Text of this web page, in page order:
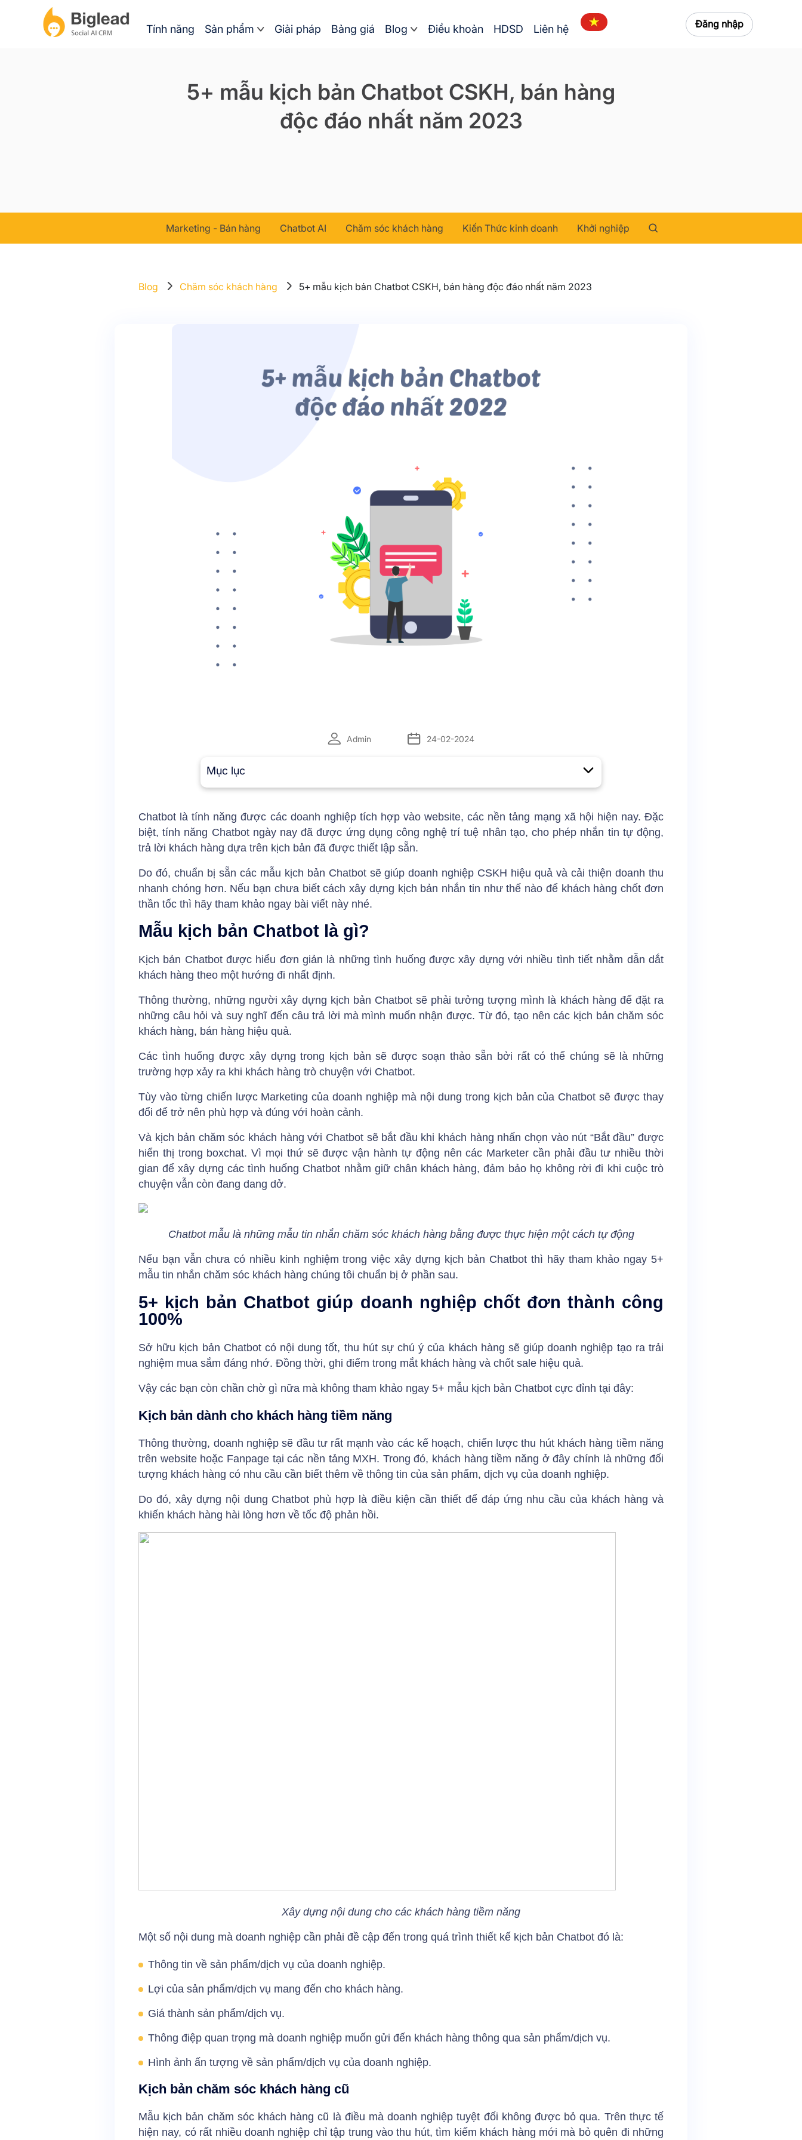
Tính năng Sản phẩm Giải pháp Bảng giá Blog Điều khoản HDSD Liên hệ Đăng nhập
5+ mẫu kịch bản Chatbot CSKH, bán hàng
độc đáo nhất năm 2023
Marketing - Bán hàng Chatbot AI Chăm sóc khách hàng Kiến Thức kinh doanh Khởi nghiệp
Blog Chăm sóc khách hàng 5+ mẫu kịch bản Chatbot CSKH, bán hàng độc đáo nhất năm 2023
Admin 24-02-2024
Mục lục
Chatbot là tính năng được các doanh nghiệp tích hợp vào website, các nền tảng mạng xã hội hiện nay. Đặc
biệt, tính năng Chatbot ngày nay đã được ứng dụng công nghệ trí tuệ nhân tạo, cho phép nhắn tin tự động,
trả lời khách hàng dựa trên kịch bản đã được thiết lập sẵn.
Do đó, chuẩn bị sẵn các mẫu kịch bản Chatbot sẽ giúp doanh nghiệp CSKH hiệu quả và cải thiện doanh thu
nhanh chóng hơn. Nếu bạn chưa biết cách xây dựng kịch bản nhắn tin như thế nào để khách hàng chốt đơn
thần tốc thì hãy tham khảo ngay bài viết này nhé.
Mẫu kịch bản Chatbot là gì?
Kịch bản Chatbot được hiểu đơn giản là những tình huống được xây dựng với nhiều tình tiết nhằm dẫn dắt
khách hàng theo một hướng đi nhất định.
Thông thường, những người xây dựng kịch bản Chatbot sẽ phải tưởng tượng mình là khách hàng để đặt ra
những câu hỏi và suy nghĩ đến câu trả lời mà mình muốn nhận được. Từ đó, tạo nên các kịch bản chăm sóc
khách hàng, bán hàng hiệu quả.
Các tình huống được xây dựng trong kịch bản sẽ được soạn thảo sẵn bởi rất có thể chúng sẽ là những
trường hợp xảy ra khi khách hàng trò chuyện với Chatbot.
Tùy vào từng chiến lược Marketing của doanh nghiệp mà nội dung trong kịch bản của Chatbot sẽ được thay
đổi để trở nên phù hợp và đúng với hoàn cảnh.
Và kịch bản chăm sóc khách hàng với Chatbot sẽ bắt đầu khi khách hàng nhấn chọn vào nút “Bắt đầu” được
hiển thị trong boxchat. Vì mọi thứ sẽ được vận hành tự động nên các Marketer cần phải đầu tư nhiều thời
gian để xây dựng các tình huống Chatbot nhằm giữ chân khách hàng, đảm bảo họ không rời đi khi cuộc trò
chuyện vẫn còn đang dang dở.
Chatbot mẫu là những mẫu tin nhắn chăm sóc khách hàng bằng được thực hiện một cách tự động
Nếu bạn vẫn chưa có nhiều kinh nghiệm trong việc xây dựng kịch bản Chatbot thì hãy tham khảo ngay 5+
mẫu tin nhắn chăm sóc khách hàng chúng tôi chuẩn bị ở phần sau.
5+ kịch bản Chatbot giúp doanh nghiệp chốt đơn thành công
100%
Sở hữu kịch bản Chatbot có nội dung tốt, thu hút sự chú ý của khách hàng sẽ giúp doanh nghiệp tạo ra trải
nghiệm mua sắm đáng nhớ. Đồng thời, ghi điểm trong mắt khách hàng và chốt sale hiệu quả.
Vậy các bạn còn chần chờ gì nữa mà không tham khảo ngay 5+ mẫu kịch bản Chatbot cực đỉnh tại đây:
Kịch bản dành cho khách hàng tiềm năng
Thông thường, doanh nghiệp sẽ đầu tư rất mạnh vào các kế hoạch, chiến lược thu hút khách hàng tiềm năng
trên website hoặc Fanpage tại các nền tảng MXH. Trong đó, khách hàng tiềm năng ở đây chính là những đối
tượng khách hàng có nhu cầu cần biết thêm về thông tin của sản phẩm, dịch vụ của doanh nghiệp.
Do đó, xây dựng nội dung Chatbot phù hợp là điều kiện cần thiết để đáp ứng nhu cầu của khách hàng và
khiến khách hàng hài lòng hơn về tốc độ phản hồi.
Xây dựng nội dung cho các khách hàng tiềm năng
Một số nội dung mà doanh nghiệp cần phải đề cập đến trong quá trình thiết kế kịch bản Chatbot đó là:
Thông tin về sản phẩm/dịch vụ của doanh nghiệp.
Lợi của sản phẩm/dịch vụ mang đến cho khách hàng.
Giá thành sản phẩm/dịch vụ.
Thông điệp quan trọng mà doanh nghiệp muốn gửi đến khách hàng thông qua sản phẩm/dịch vụ.
Hình ảnh ấn tượng về sản phẩm/dịch vụ của doanh nghiệp.
Kịch bản chăm sóc khách hàng cũ
Mẫu kịch bản chăm sóc khách hàng cũ là điều mà doanh nghiệp tuyệt đối không được bỏ qua. Trên thực tế
hiện nay, có rất nhiều doanh nghiệp chỉ tập trung vào thu hút, tìm kiếm khách hàng mới mà bỏ quên đi những